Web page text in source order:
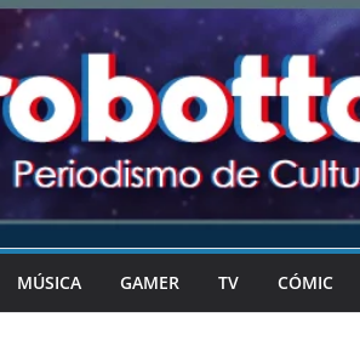
MÚSICA GAMER TV CÓMIC